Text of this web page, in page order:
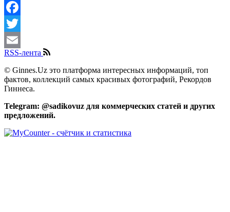
Share
Facebook
Twitter
Email
RSS-лента
© Ginnes.Uz это платформа интересных информаций, топ
фактов, коллекций самых красивых фотографий, Рекордов
Гиннеса.
Telegram: @sadikovuz для коммерческих статей и других
предложений.